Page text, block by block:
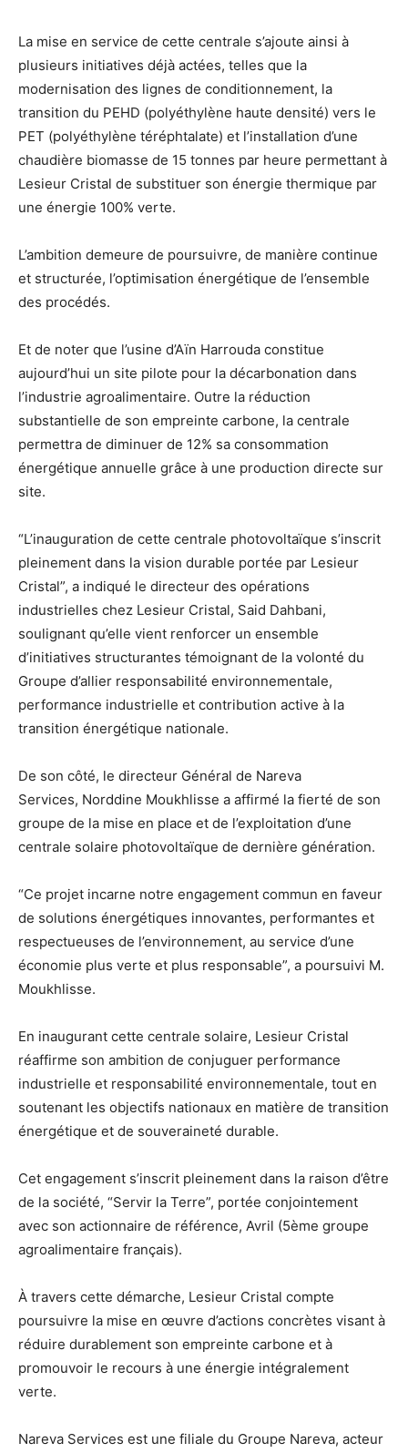
La mise en service de cette centrale s’ajoute ainsi à
plusieurs initiatives déjà actées, telles que la
modernisation des lignes de conditionnement, la
transition du PEHD (polyéthylène haute densité) vers le
PET (polyéthylène téréphtalate) et l’installation d’une
chaudière biomasse de 15 tonnes par heure permettant à
Lesieur Cristal de substituer son énergie thermique par
une énergie 100% verte.
L’ambition demeure de poursuivre, de manière continue
et structurée, l’optimisation énergétique de l’ensemble
des procédés.
Et de noter que l’usine d’Aïn Harrouda constitue
aujourd’hui un site pilote pour la décarbonation dans
l’industrie agroalimentaire. Outre la réduction
substantielle de son empreinte carbone, la centrale
permettra de diminuer de 12% sa consommation
énergétique annuelle grâce à une production directe sur
site.
“L’inauguration de cette centrale photovoltaïque s’inscrit
pleinement dans la vision durable portée par Lesieur
Cristal”, a indiqué le directeur des opérations
industrielles chez Lesieur Cristal, Said Dahbani,
soulignant qu’elle vient renforcer un ensemble
d’initiatives structurantes témoignant de la volonté du
Groupe d’allier responsabilité environnementale,
performance industrielle et contribution active à la
transition énergétique nationale.
De son côté, le directeur Général de Nareva
Services, Norddine Moukhlisse a affirmé la fierté de son
groupe de la mise en place et de l’exploitation d’une
centrale solaire photovoltaïque de dernière génération.
“Ce projet incarne notre engagement commun en faveur
de solutions énergétiques innovantes, performantes et
respectueuses de l’environnement, au service d’une
économie plus verte et plus responsable”, a poursuivi M.
Moukhlisse.
En inaugurant cette centrale solaire, Lesieur Cristal
réaffirme son ambition de conjuguer performance
industrielle et responsabilité environnementale, tout en
soutenant les objectifs nationaux en matière de transition
énergétique et de souveraineté durable.
Cet engagement s’inscrit pleinement dans la raison d’être
de la société, “Servir la Terre”, portée conjointement
avec son actionnaire de référence, Avril (5ème groupe
agroalimentaire français).
À travers cette démarche, Lesieur Cristal compte
poursuivre la mise en œuvre d’actions concrètes visant à
réduire durablement son empreinte carbone et à
promouvoir le recours à une énergie intégralement
verte.
Nareva Services est une filiale du Groupe Nareva, acteur